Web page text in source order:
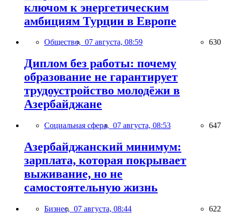
ключом к энергетическим
амбициям Турции в Европе
Общество, 07 августа, 08:59 630
Диплом без работы: почему
образование не гарантирует
трудоустройство молодёжи в
Азербайджане
Социальная сфера, 07 августа, 08:53 647
Азербайджанский минимум:
зарплата, которая покрывает
выживание, но не
самостоятельную жизнь
Бизнес, 07 августа, 08:44 622